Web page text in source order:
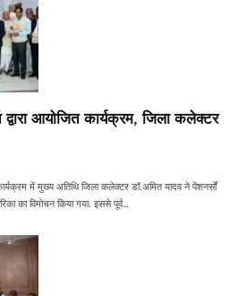
आयोजित कार्यक्रम, जिला कलेक्टर
में मुख्य अतिथि जिला कलेक्टर डॉ.अमित यादव ने पेंशनर्सों
का विमोचन किया गया. इससे पूर्व…